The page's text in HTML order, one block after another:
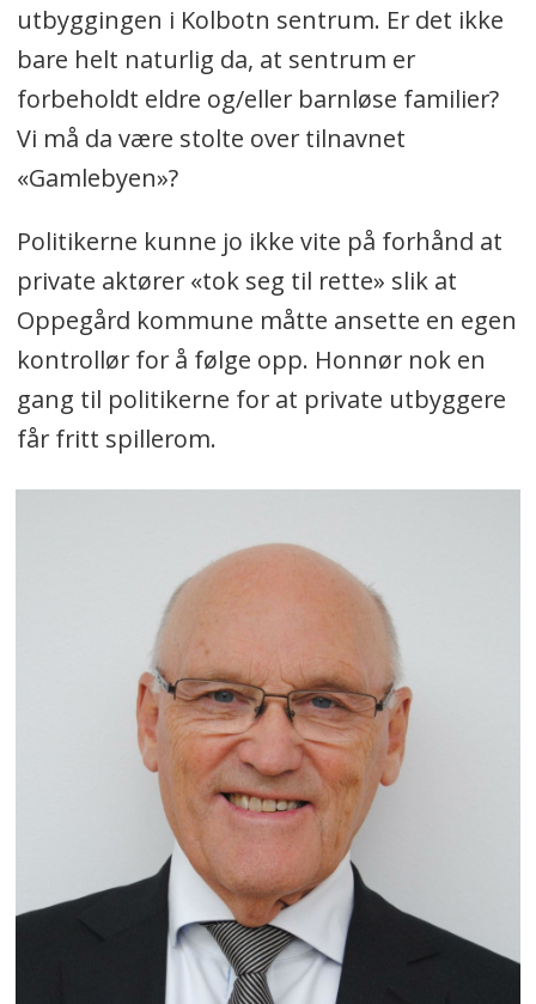
utbyggingen i Kolbotn sentrum. Er det ikke
bare helt naturlig da, at sentrum er
forbeholdt eldre og/eller barnløse familier?
Vi må da være stolte over tilnavnet
«Gamlebyen»?
Politikerne kunne jo ikke vite på forhånd at
private aktører «tok seg til rette» slik at
Oppegård kommune måtte ansette en egen
kontrollør for å følge opp. Honnør nok en
gang til politikerne for at private utbyggere
får fritt spillerom.